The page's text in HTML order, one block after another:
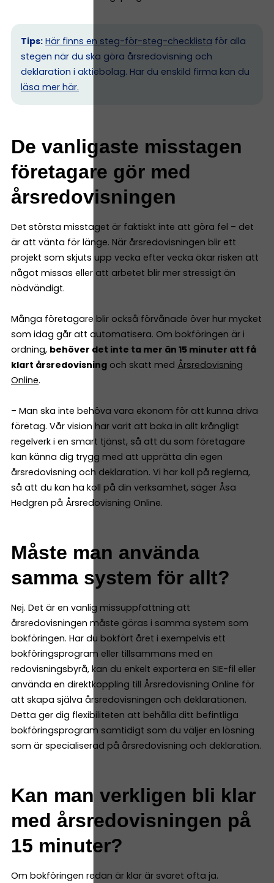
Tips: Här finns en steg-för-steg-checklista för alla
stegen när du ska göra årsredovisning och
deklaration i aktiebolag. Har du enskild firma kan du
läsa mer här.
De vanligaste misstagen
företagare gör med
årsredovisningen
Det största misstaget är faktiskt inte att göra fel – det
är att vänta för länge. När årsredovisningen blir ett
projekt som skjuts upp vecka efter vecka ökar risken att
något missas eller att arbetet blir mer stressigt än
nödvändigt.
Många företagare blir också förvånade över hur mycket
som idag går att automatisera. Om bokföringen är i
ordning, behöver det inte ta mer än 15 minuter att få
klart årsredovisning och skatt med Årsredovisning
Online.
– Man ska inte behöva vara ekonom för att kunna driva
företag. Vår vision har varit att baka in allt krångligt
regelverk i en smart tjänst, så att du som företagare
kan känna dig trygg med att upprätta din egen
årsredovisning och deklaration. Vi har koll på reglerna,
så att du kan ha koll på din verksamhet, säger Åsa
Hedgren på Årsredovisning Online.
Måste man använda
samma system för allt?
Nej. Det är en vanlig missuppfattning att
årsredovisningen måste göras i samma system som
bokföringen. Har du bokfört året i exempelvis ett
bokföringsprogram eller tillsammans med en
redovisningsbyrå, kan du enkelt exportera en SIE-fil eller
använda en direktkoppling till Årsredovisning Online för
att skapa själva årsredovisningen och deklarationen.
Detta ger dig flexibiliteten att behålla ditt befintliga
bokföringsprogram samtidigt som du väljer en lösning
som är specialiserad på årsredovisning och deklaration.
Kan man verkligen bli klar
med årsredovisningen på
15 minuter?
Om bokföringen redan är klar är svaret ofta ja.